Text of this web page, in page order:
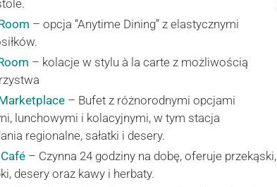
– opcja “Anytime Dining” z elastycznymi
– kolacje w stylu à la carte z możliwością
– Bufet z różnorodnymi opcjami
lunchowymi i kolacyjnymi, w tym stacja
regionalne, sałatki i desery.
– Czynna 24 godziny na dobę, oferuje przekąski,
desery oraz kawy i herbaty.